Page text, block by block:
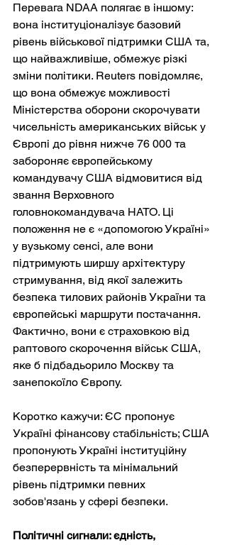
Перевага NDAA полягає в іншому:
вона інституціоналізує базовий
рівень військової підтримки США та,
що найважливіше, обмежує різкі
зміни політики. Reuters повідомляє,
що вона обмежує можливості
Міністерства оборони скорочувати
чисельність американських військ у
Європі до рівня нижче 76 000 та
забороняє європейському
командувачу США відмовитися від
звання Верховного
головнокомандувача НАТО. Ці
положення не є «допомогою Україні»
у вузькому сенсі, але вони
підтримують ширшу архітектуру
стримування, від якої залежить
безпека тилових районів України та
європейські маршрути постачання.
Фактично, вони є страховкою від
раптового скорочення військ США,
яке б підбадьорило Москву та
занепокоїло Європу.
Коротко кажучи: ЄС пропонує
Україні фінансову стабільність; США
пропонують Україні інституційну
безперервність та мінімальний
рівень підтримки певних
зобов'язань у сфері безпеки.
Політичні сигнали: єдність,